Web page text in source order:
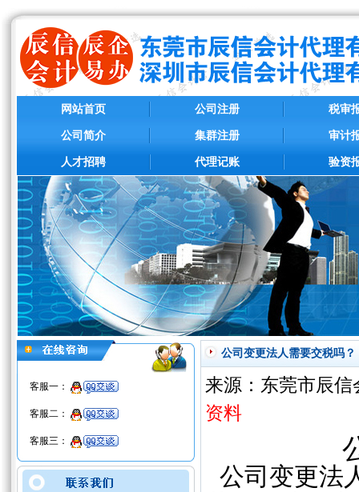
网站首页
公司简介
人才招聘
公司注册
集群注册
代理记账
税审
审计
验资
客服一：
客服二：
客服三：
公司变更法人需要交税吗？
来源：东莞市辰
资料
公司变更法